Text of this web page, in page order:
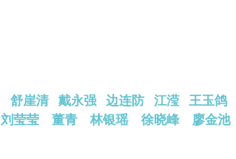
舒崖清 戴永强 边连防 江滢 王玉鸽
刘莹莹 ​​​​​​​董青 林银瑶 徐晓峰 廖金池